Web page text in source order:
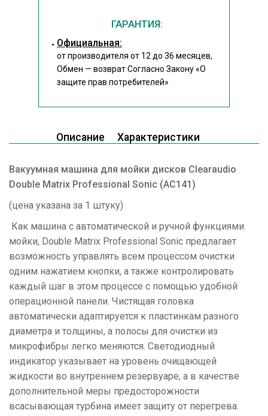
ГАРАНТИЯ:
Официальная:
от производителя от 12 до 36 месяцев,
Обмен — возврат Согласно Закону«О
защите прав потребителей»
Описание Характеристики
Вакуумная машина для мойки дисков Clearaudio
Double Matrix Professional Sonic (AC141)
(цена указана за 1 штуку)
Как машина с автоматической и ручной функциями
мойки, Double Matrix Professional Sonic предлагает
возможность управлять всем процессом очистки
одним нажатием кнопки, а также контролировать
каждый шаг в этом процессе с помощью удобной
операционной панели. Чистящая головка
автоматически адаптируется к пластинкам разного
диаметра и толщины, а полосы для очистки из
микрофибры легко меняются. Светодиодный
индикатор указывает на уровень очищающей
жидкости во внутреннем резервуаре, а в качестве
дополнительной меры предосторожности
всасывающая турбина имеет защиту от перегрева.